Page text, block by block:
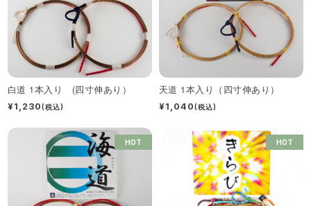
白道 1本入り (四寸伸あり）
¥1,230(税込)
天道 1本入り（四寸伸あり）
¥1,040(税込)
HOT HOT